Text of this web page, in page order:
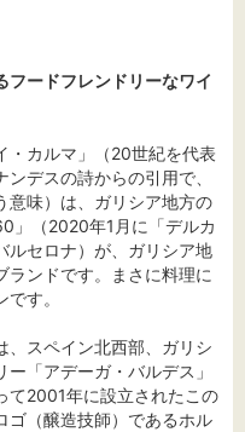
フードフレンドリーなワイ
カルマ」（20世紀を代表
デスの詩からの引用で、
意味）は、ガリシア地方の
」（2020年1月に「デルカ
ルセロナ）が、ガリシア地
ランドです。まさに料理に
す。
スペイン北西部、ガリシ
「アデーガ・バルデス」
て2001年に設立されたこの
ゴ（醸造技師）であるホル